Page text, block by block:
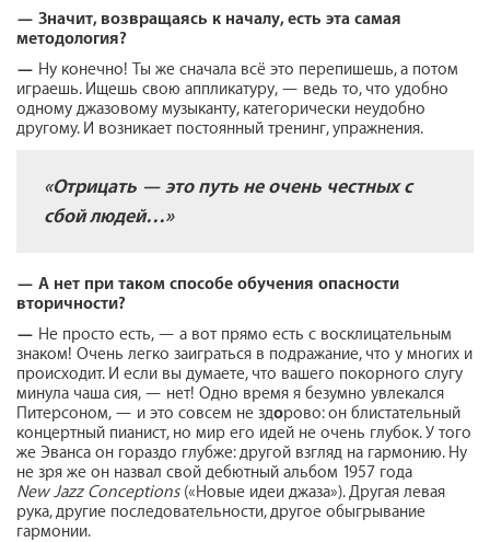
— Значит, возвращаясь к началу, есть эта самая
методология?
— Ну конечно! Ты же сначала всё это перепишешь, а потом
играешь. Ищешь свою аппликатуру, — ведь то, что удобно
одному джазовому музыканту, категорически неудобно
другому. И возникает постоянный тренинг, упражнения.
«Отрицать — это путь не очень честных с
сбой людей…»
— А нет при таком способе обучения опасности
вторичности?
— Не просто есть, — а вот прямо есть с восклицательным
знаком! Очень легко заиграться в подражание, что у многих и
происходит. И если вы думаете, что вашего покорного слугу
минула чаша сия, — нет! Одно время я безумно увлекался
Питерсоном, — и это совсем не здорово: он блистательный
концертный пианист, но мир его идей не очень глубок. У того
же Эванса он гораздо глубже: другой взгляд на гармонию. Ну
не зря же он назвал свой дебютный альбом 1957 года
New Jazz Conceptions(«Новые идеи джаза»). Другая левая
рука, другие последовательности, другое обыгрывание
гармонии.